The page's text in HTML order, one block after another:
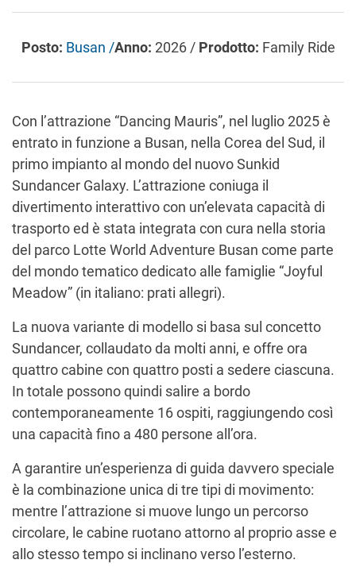
Posto: Busan /Anno: 2026 / Prodotto: Family Ride
Con l’attrazione “Dancing Mauris”, nel luglio 2025 è
entrato in funzione a Busan, nella Corea del Sud, il
primo impianto al mondo del nuovo Sunkid
Sundancer Galaxy. L’attrazione coniuga il
divertimento interattivo con un’elevata capacità di
trasporto ed è stata integrata con cura nella storia
del parco Lotte World Adventure Busan come parte
del mondo tematico dedicato alle famiglie “Joyful
Meadow” (in italiano: prati allegri).
La nuova variante di modello si basa sul concetto
Sundancer, collaudato da molti anni, e offre ora
quattro cabine con quattro posti a sedere ciascuna.
In totale possono quindi salire a bordo
contemporaneamente 16 ospiti, raggiungendo così
una capacità fino a 480 persone all’ora.
A garantire un’esperienza di guida davvero speciale
è la combinazione unica di tre tipi di movimento:
mentre l’attrazione si muove lungo un percorso
circolare, le cabine ruotano attorno al proprio asse e
allo stesso tempo si inclinano verso l’esterno.